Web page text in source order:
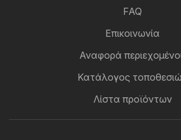
FAQ
Επικοινωνία
Αναφορά
Κατάλογος
Λίστα προϊόντων